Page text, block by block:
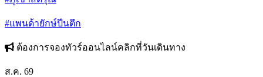
#แพนด้ายักษ์ปีนตึก
ต้องการจองทัวร์ออนไลน์คลิกที่วันเดินทาง
ส.ค. 69